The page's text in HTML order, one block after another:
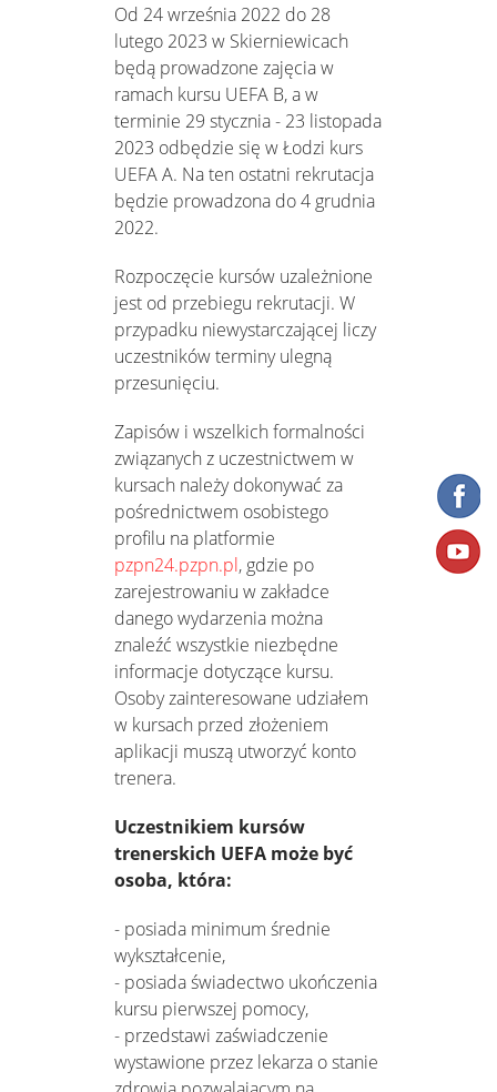
Od 24 września 2022 do 28
lutego 2023 w Skierniewicach
będą prowadzone zajęcia w
ramach kursu UEFA B, a w
terminie 29 stycznia - 23 listopada
2023 odbędzie się w Łodzi kurs
UEFA A. Na ten ostatni rekrutacja
będzie prowadzona do 4 grudnia
2022.
Rozpoczęcie kursów uzależnione
jest od przebiegu rekrutacji. W
przypadku niewystarczającej liczy
uczestników terminy ulegną
przesunięciu.
Zapisów i wszelkich formalności
związanych z uczestnictwem w
kursach należy dokonywać za
pośrednictwem osobistego
profilu na platformie
pzpn24.pzpn.pl, gdzie po
zarejestrowaniu w zakładce
danego wydarzenia można
znaleźć wszystkie niezbędne
informacje dotyczące kursu.
Osoby zainteresowane udziałem
w kursach przed złożeniem
aplikacji muszą utworzyć konto
trenera.
Uczestnikiem kursów
trenerskich UEFA może być
osoba, która:
- posiada minimum średnie
wykształcenie,
- posiada świadectwo ukończenia
kursu pierwszej pomocy,
- przedstawi zaświadczenie
wystawione przez lekarza o stanie